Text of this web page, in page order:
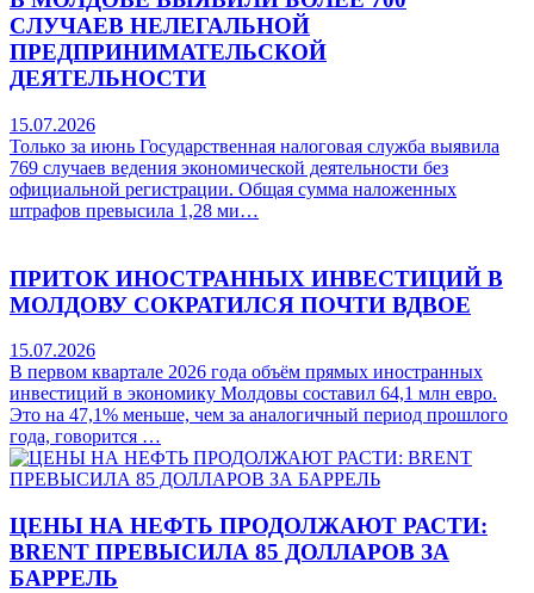
СЛУЧАЕВ НЕЛЕГАЛЬНОЙ
ПРЕДПРИНИМАТЕЛЬСКОЙ
ДЕЯТЕЛЬНОСТИ
15.07.2026
Только за июнь Государственная налоговая служба выявила
769 случаев ведения экономической деятельности без
официальной регистрации. Общая сумма наложенных
штрафов превысила 1,28 ми…
ПРИТОК ИНОСТРАННЫХ ИНВЕСТИЦИЙ В
МОЛДОВУ СОКРАТИЛСЯ ПОЧТИ ВДВОЕ
15.07.2026
В первом квартале 2026 года объём прямых иностранных
инвестиций в экономику Молдовы составил 64,1 млн евро.
Это на 47,1% меньше, чем за аналогичный период прошлого
года, говорится …
ЦЕНЫ НА НЕФТЬ ПРОДОЛЖАЮТ РАСТИ:
BRENT ПРЕВЫСИЛА 85 ДОЛЛАРОВ ЗА
БАРРЕЛЬ